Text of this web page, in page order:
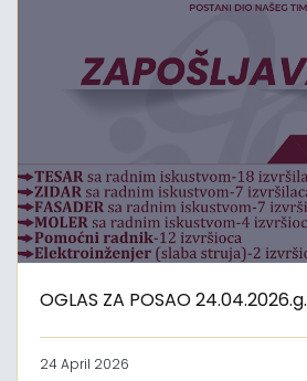
OGLAS ZA POSAO 24.04.2026.g.
24 April 2026